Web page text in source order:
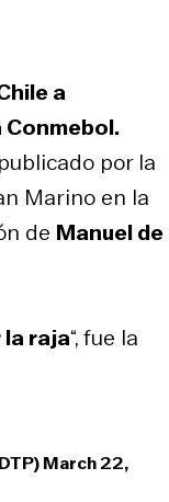
a
Conmebol.
por la
Marino en la
de Manuel de
la raja“, fue la
March 22,